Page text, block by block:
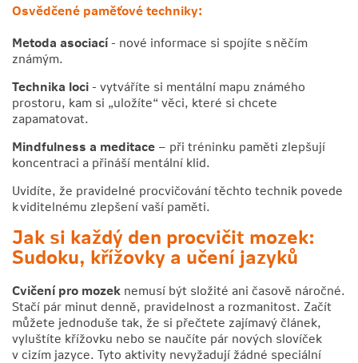
Osvědčené paměťové techniky:
Metoda asociací- nové informace si spojíte s něčím
známým.
Technika loci- vytváříte si mentální mapu známého
prostoru, kam si „uložíte“ věci, které si chcete
zapamatovat.
Mindfulness a meditace – při tréninku paměti zlepšují
koncentraci a přináší mentální klid.
Uvidíte, že pravidelné procvičování těchto technik povede
k viditelnému zlepšení vaší paměti.
Jak si každý den procvičit mozek:
Sudoku, křížovky a učení jazyků
Cvičení pro mozek nemusí být složité ani časově náročné.
Stačí pár minut denně, pravidelnost a rozmanitost. Začít
můžete jednoduše tak, že si přečtete zajímavý článek,
vyluštíte křížovku nebo se naučíte pár nových slovíček
v cizím jazyce. Tyto aktivity nevyžadují žádné speciální